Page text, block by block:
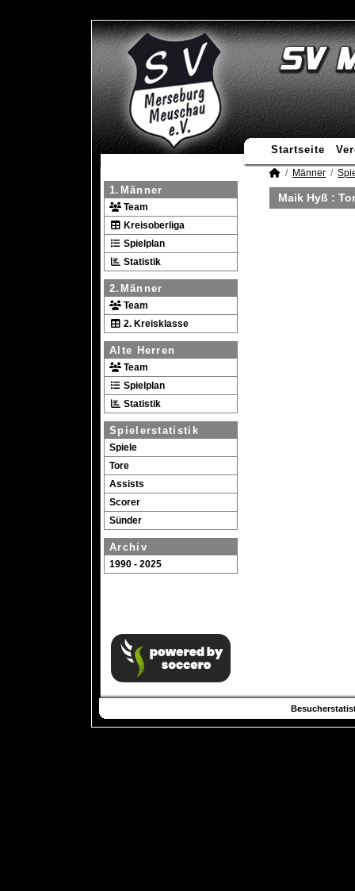
Startseite
1.Männer
Team
Kreisoberliga
Spielplan
Statistik
2.Männer
Team
2. Kreisklasse
Alte Herren
Team
Spielplan
Statistik
Spielerstatistik
Spiele
Tore
Assists
Scorer
Sünder
Archiv
1990 - 2025
Männer
Maik Hyß :